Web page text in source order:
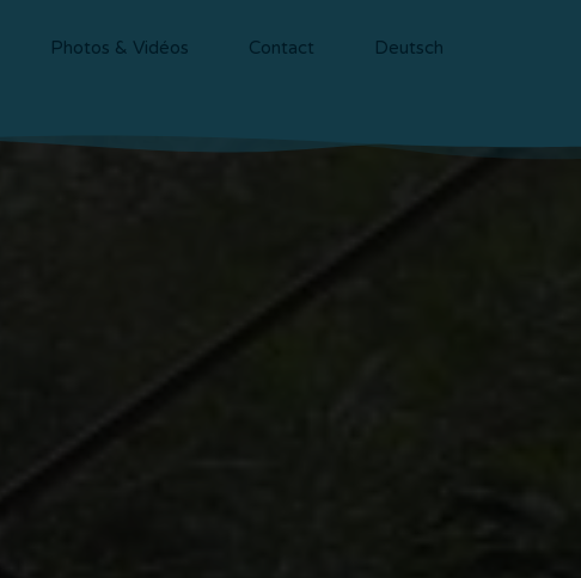
Photos & Vidéos Contact Deutsch